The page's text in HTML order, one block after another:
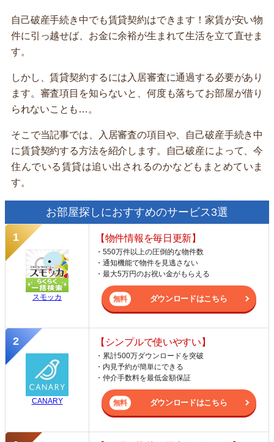
自己破産手続き中でも賃貸契約はできます！家賃が安い物
件に引っ越せば、お金に余裕が生まれて生活を立て直せま
す。
しかし、賃貸契約するには入居審査に通過する必要があり
ます。審査項目を知らないと、何度も落ちてお部屋が借り
られないことも…。
そこで当記事では、入居審査の項目や、自己破産手続き中
に賃貸契約する方法を紹介します。自己破産によって、今
住んでいる賃貸は追い出されるのかなどもまとめていま
す。
お部屋探しにおすすめのサービス3選
スモッカ
【物件情報を毎日更新】
・550万件以上の圧倒的な物件数
・通知機能で物件を見逃さない
・最大5万円のお祝い金がもらえる
ダウンロードはこちら
CANARY
【シンプルで使いやすい】
・累計500万ダウンロードを突破
・内見予約が簡単にできる
・仲介手数料を最低金額保証
ダウンロードはこちら